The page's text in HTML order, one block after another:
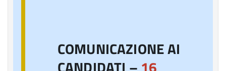
COMUNICAZIONE AI